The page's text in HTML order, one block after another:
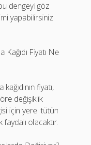
dengeyi göz
yapabilirsiniz.
Fiyatı Ne
fiyatı,
değişiklik
için yerel tütün
faydalı olacaktır.